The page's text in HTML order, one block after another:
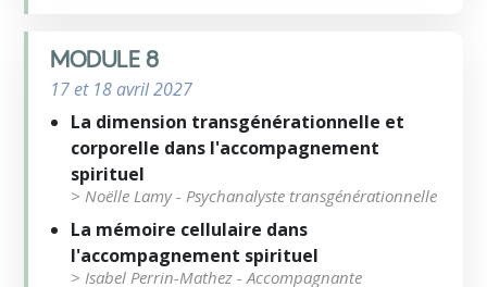
MODULE 8
17 et 18 avril 2027
La dimension transgénérationnelle et
corporelle dans l'accompagnement
spirituel
> Noëlle Lamy - Psychanalyste transgénérationnelle
La mémoire cellulaire dans
l'accompagnement spirituel
> Isabel Perrin-Mathez - Accompagnante